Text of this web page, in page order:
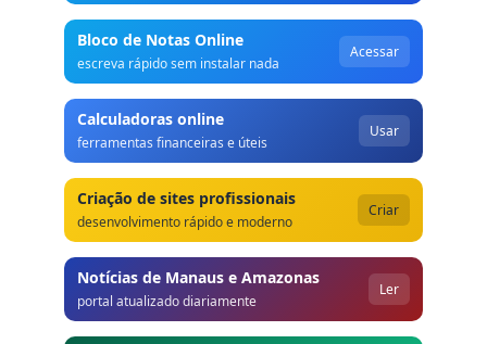
Bloco de Notas Online
escreva rápido sem instalar nada
Acessar
Calculadoras online
ferramentas financeiras e úteis
Usar
Criação de sites profissionais
desenvolvimento rápido e moderno
Criar
Notícias de Manaus e Amazonas
portal atualizado diariamente
Ler